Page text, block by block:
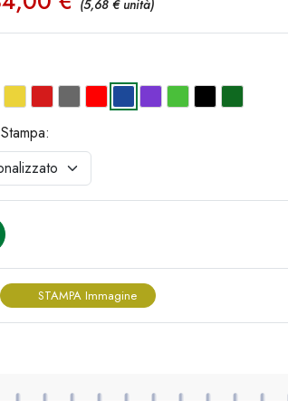
(5,68 € unità)
STAMPA Immagine